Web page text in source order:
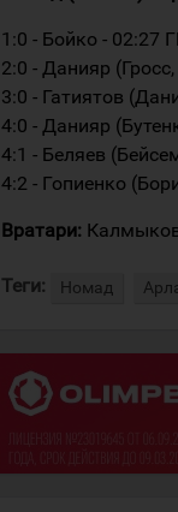
1:0 - Бойко - 02:27
2:0 - Данияр
3:0 - Гатиятов
4:0 - Данияр
4:1 - Беляев
4:2 - Гопиенко
Вратари:
Теги: Номад